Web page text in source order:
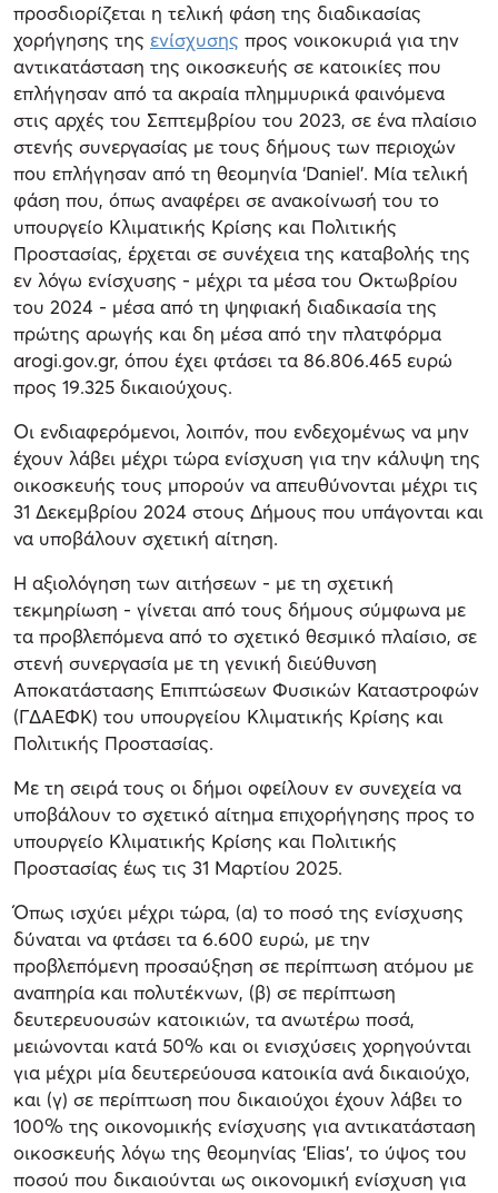
προσδιορίζεται η τελική φάση της διαδικασίας
χορήγησης της ενίσχυσης προς νοικοκυριά για την
αντικατάσταση της οικοσκευής σε κατοικίες που
επλήγησαν από τα ακραία πλημμυρικά φαινόμενα
στις αρχές του Σεπτεμβρίου του 2023, σε ένα πλαίσιο
στενής συνεργασίας με τους δήμους των περιοχών
που επλήγησαν από τη θεομηνία ‘Daniel'. Μία τελική
φάση που, όπως αναφέρει σε ανακοίνωσή του το
υπουργείο Κλιματικής Κρίσης και Πολιτικής
Προστασίας, έρχεται σε συνέχεια της καταβολής της
εν λόγω ενίσχυσης - μέχρι τα μέσα του Οκτωβρίου
του 2024 - μέσα από τη ψηφιακή διαδικασία της
πρώτης αρωγής και δη μέσα από την πλατφόρμα
arogi.gov.gr, όπου έχει φτάσει τα 86.806.465 ευρώ
προς 19.325 δικαιούχους.
Οι ενδιαφερόμενοι, λοιπόν, που ενδεχομένως να μην
έχουν λάβει μέχρι τώρα ενίσχυση για την κάλυψη της
οικοσκευής τους μπορούν να απευθύνονται μέχρι τις
31 Δεκεμβρίου 2024 στους Δήμους που υπάγονται και
να υποβάλουν σχετική αίτηση.
Η αξιολόγηση των αιτήσεων - με τη σχετική
τεκμηρίωση - γίνεται από τους δήμους σύμφωνα με
τα προβλεπόμενα από το σχετικό θεσμικό πλαίσιο, σε
στενή συνεργασία με τη γενική διεύθυνση
Αποκατάστασης Επιπτώσεων Φυσικών Καταστροφών
(ΓΔΑΕΦΚ) του υπουργείου Κλιματικής Κρίσης και
Πολιτικής Προστασίας.
Με τη σειρά τους οι δήμοι οφείλουν εν συνεχεία να
υποβάλουν το σχετικό αίτημα επιχορήγησης προς το
υπουργείο Κλιματικής Κρίσης και Πολιτικής
Προστασίας έως τις 31 Μαρτίου 2025.
Όπως ισχύει μέχρι τώρα, (α) το ποσό της ενίσχυσης
δύναται να φτάσει τα 6.600 ευρώ, με την
προβλεπόμενη προσαύξηση σε περίπτωση ατόμου με
αναπηρία και πολυτέκνων, (β) σε περίπτωση
δευτερευουσών κατοικιών, τα ανωτέρω ποσά,
μειώνονται κατά 50% και οι ενισχύσεις χορηγούνται
για μέχρι μία δευτερεύουσα κατοικία ανά δικαιούχο,
και (γ) σε περίπτωση που δικαιούχοι έχουν λάβει το
100% της οικονομικής ενίσχυσης για αντικατάσταση
οικοσκευής λόγω της θεομηνίας ‘Elias', το ύψος του
ποσού που δικαιούνται ως οικονομική ενίσχυση για